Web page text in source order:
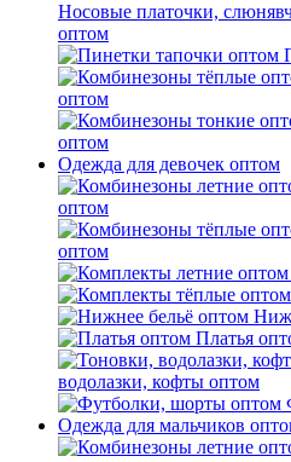
Носовые платочки,
оптом
оптом
оптом
Одежда для девочек оптом
оптом
оптом
Платья
водолазки, кофты оптом
Одежда для мальчиков